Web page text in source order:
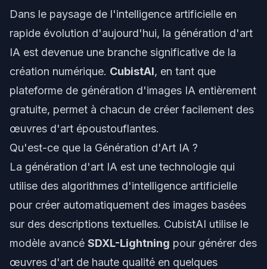
Dans le paysage de l'intelligence artificielle en
rapide évolution d'aujourd'hui, la génération d'art
IA est devenue une branche significative de la
création numérique. CubistAI, en tant que
plateforme de génération d'images IA entièrement
gratuite, permet à chacun de créer facilement des
œuvres d'art époustouflantes.
Qu'est-ce que la Génération d'Art IA ?
La génération d'art IA est une technologie qui
utilise des algorithmes d'intelligence artificielle
pour créer automatiquement des images basées
sur des descriptions textuelles. CubistAI utilise le
modèle avancé SDXL-Lightning pour générer des
œuvres d'art de haute qualité en quelques